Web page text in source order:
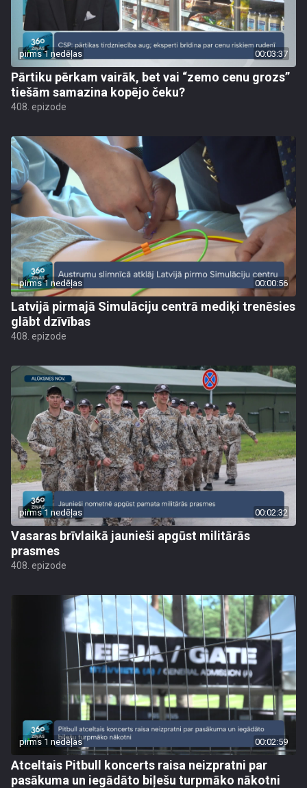
pirms 1 nedēļas 00:03:37
Pārtiku pērkam vairāk, bet vai “zemo cenu grozs”
tiešām samazina kopējo čeku?
408. epizode
pirms 1 nedēļas 00:00:56
Latvijā pirmajā Simulāciju centrā mediķi trenēsies
glābt dzīvības
408. epizode
pirms 1 nedēļas 00:02:32
Vasaras brīvlaikā jaunieši apgūst militārās
prasmes
408. epizode
pirms 1 nedēļas 00:02:59
Atceltais Pitbull koncerts raisa neizpratni par
pasākuma un iegādāto biļešu turpmāko nākotni